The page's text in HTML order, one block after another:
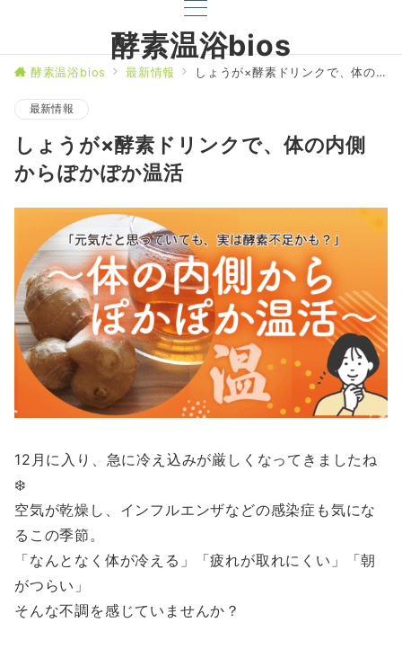
酵素温浴bios
酵素温浴bios 最新情報 しょうが×酵素ドリンクで、体の内側からぽかぽか温活
最新情報
しょうが×酵素ドリンクで、体の内側
からぽかぽか温活
12月に入り、急に冷え込みが厳しくなってきましたね
❄️
空気が乾燥し、インフルエンザなどの感染症も気にな
るこの季節。
「なんとなく体が冷える」「疲れが取れにくい」「朝
がつらい」
そんな不調を感じていませんか？